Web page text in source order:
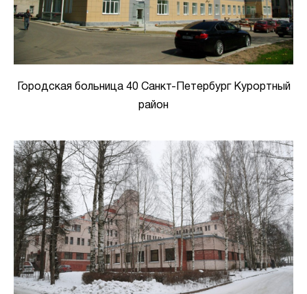
Городская больница 40 Санкт-Петербург Курортный
район